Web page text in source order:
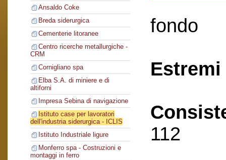
Ansaldo Coke
Breda siderurgica
Cementerie litoranee
Centro ricerche metallurgiche -
CRM
Cornigliano spa
Elba S.A. di miniere e di
altiforni
Impresa Sebina di navigazione
Istituto case per lavoratori
dell'industria siderurgica - ICLIS
Istituto Industriale ligure
Monferro spa - Costruzioni e
montaggi in ferro
fondo
112